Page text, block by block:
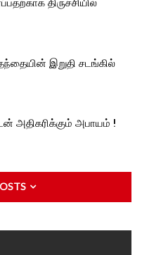
திருச்சியில்
தந்தையின் இறுதி சடங்கில்
அதிகரிக்கும் அபாயம் !